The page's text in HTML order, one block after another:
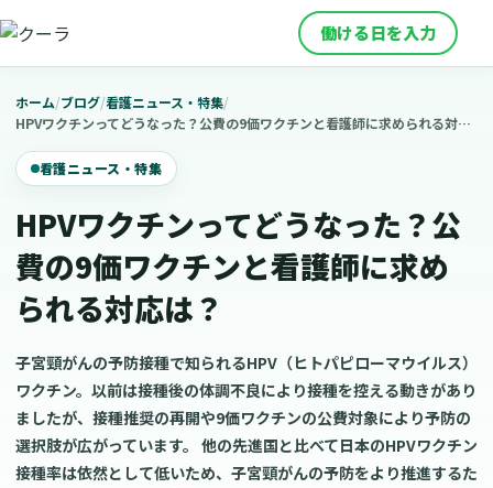
働ける日を入力
ホーム/ブログ/看護ニュース・特集/
HPVワクチンってどうなった？公費の9価ワクチンと看護師に求められる対応は？
看護ニュース・特集
HPVワクチンってどうなった？公
費の9価ワクチンと看護師に求め
られる対応は？
子宮頸がんの予防接種で知られるHPV（ヒトパピローマウイルス）
ワクチン。以前は接種後の体調不良により接種を控える動きがあり
ましたが、接種推奨の再開や9価ワクチンの公費対象により予防の
選択肢が広がっています。 他の先進国と比べて日本のHPVワクチン
接種率は依然として低いため、子宮頸がんの予防をより推進するた